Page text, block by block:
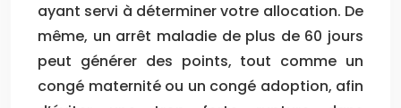
ayant servi à déterminer votre allocation. De
même, un arrêt maladie de plus de 60 jours
peut générer des points, tout comme un
congé maternité ou un congé adoption, afin